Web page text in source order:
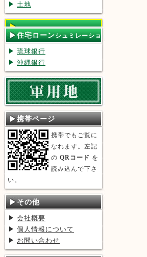
土地
住宅ローンシュミレーショ
ン
琉球銀行
沖縄銀行
携帯ページ
携帯でもご覧に
なれます。左記
の QRコード を
読み込んで下さ
い。
その他
会社概要
個人情報について
お問い合わせ